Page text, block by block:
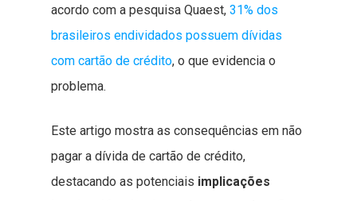
acordo com a pesquisa Quaest, 31% dos
brasileiros endividados possuem dívidas
com cartão de crédito, o que evidencia o
problema.
Este artigo mostra as consequências em não
pagar a dívida de cartão de crédito,
destacando as potenciais implicações